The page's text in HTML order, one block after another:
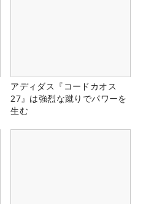
アディダス『コードカオス
27』は強烈な蹴りでパワーを
生む